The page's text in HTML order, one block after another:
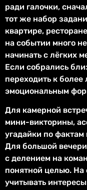
ради галочки,
тот же набор
квартире,
на событии много
начинать с лёгких
Если собрались
переходить к
эмоциональным
Для камерной
мини-викторины,
угадайки по
Для большой
с делением на
понятной целью.
учитывать